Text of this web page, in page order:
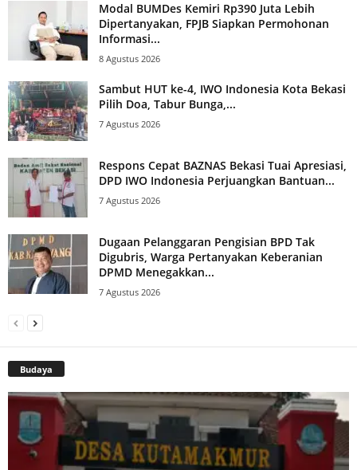
Modal BUMDes Kemiri Rp390 Juta Lebih
Dipertanyakan, FPJB Siapkan Permohonan
Informasi...
8 Agustus 2026
Sambut HUT ke-4, IWO Indonesia Kota Bekasi
Pilih Doa, Tabur Bunga,...
7 Agustus 2026
Respons Cepat BAZNAS Bekasi Tuai Apresiasi,
DPD IWO Indonesia Perjuangkan Bantuan...
7 Agustus 2026
Dugaan Pelanggaran Pengisian BPD Tak
Digubris, Warga Pertanyakan Keberanian
DPMD Menegakkan...
7 Agustus 2026
Budaya